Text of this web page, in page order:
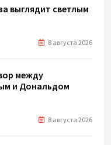
выглядит светлым
8 августа 2026
между
и Дональдом
8 августа 2026